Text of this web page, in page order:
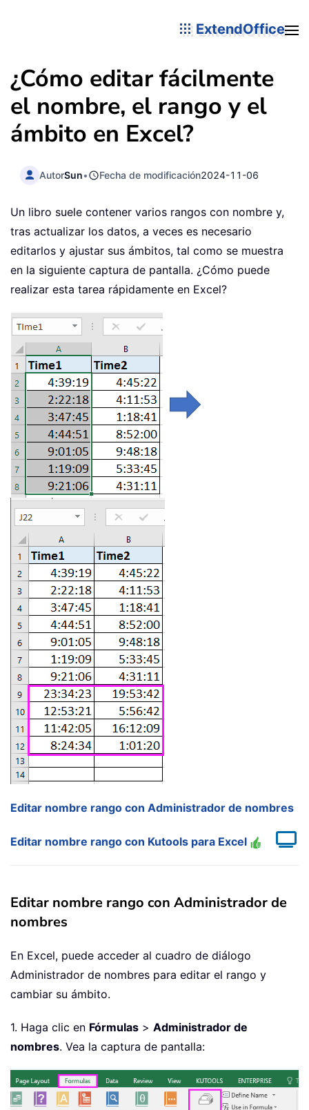
ExtendOffice
¿Cómo editar fácilmente
el nombre, el rango y el
ámbito en Excel?
AutorSun• Fecha de modificación2024-11-06
Un libro suele contener varios rangos con nombre y,
tras actualizar los datos, a veces es necesario
editarlos y ajustar sus ámbitos, tal como se muestra
en la siguiente captura de pantalla. ¿Cómo puede
realizar esta tarea rápidamente en Excel?
Editar nombre rango con Administrador de nombres
Editar nombre rango con Kutools para Excel
Editar nombre rango con Administrador de
nombres
En Excel, puede acceder al cuadro de diálogo
Administrador de nombres para editar el rango y
cambiar su ámbito.
1. Haga clic en Fórmulas > Administrador de
nombres. Vea la captura de pantalla: